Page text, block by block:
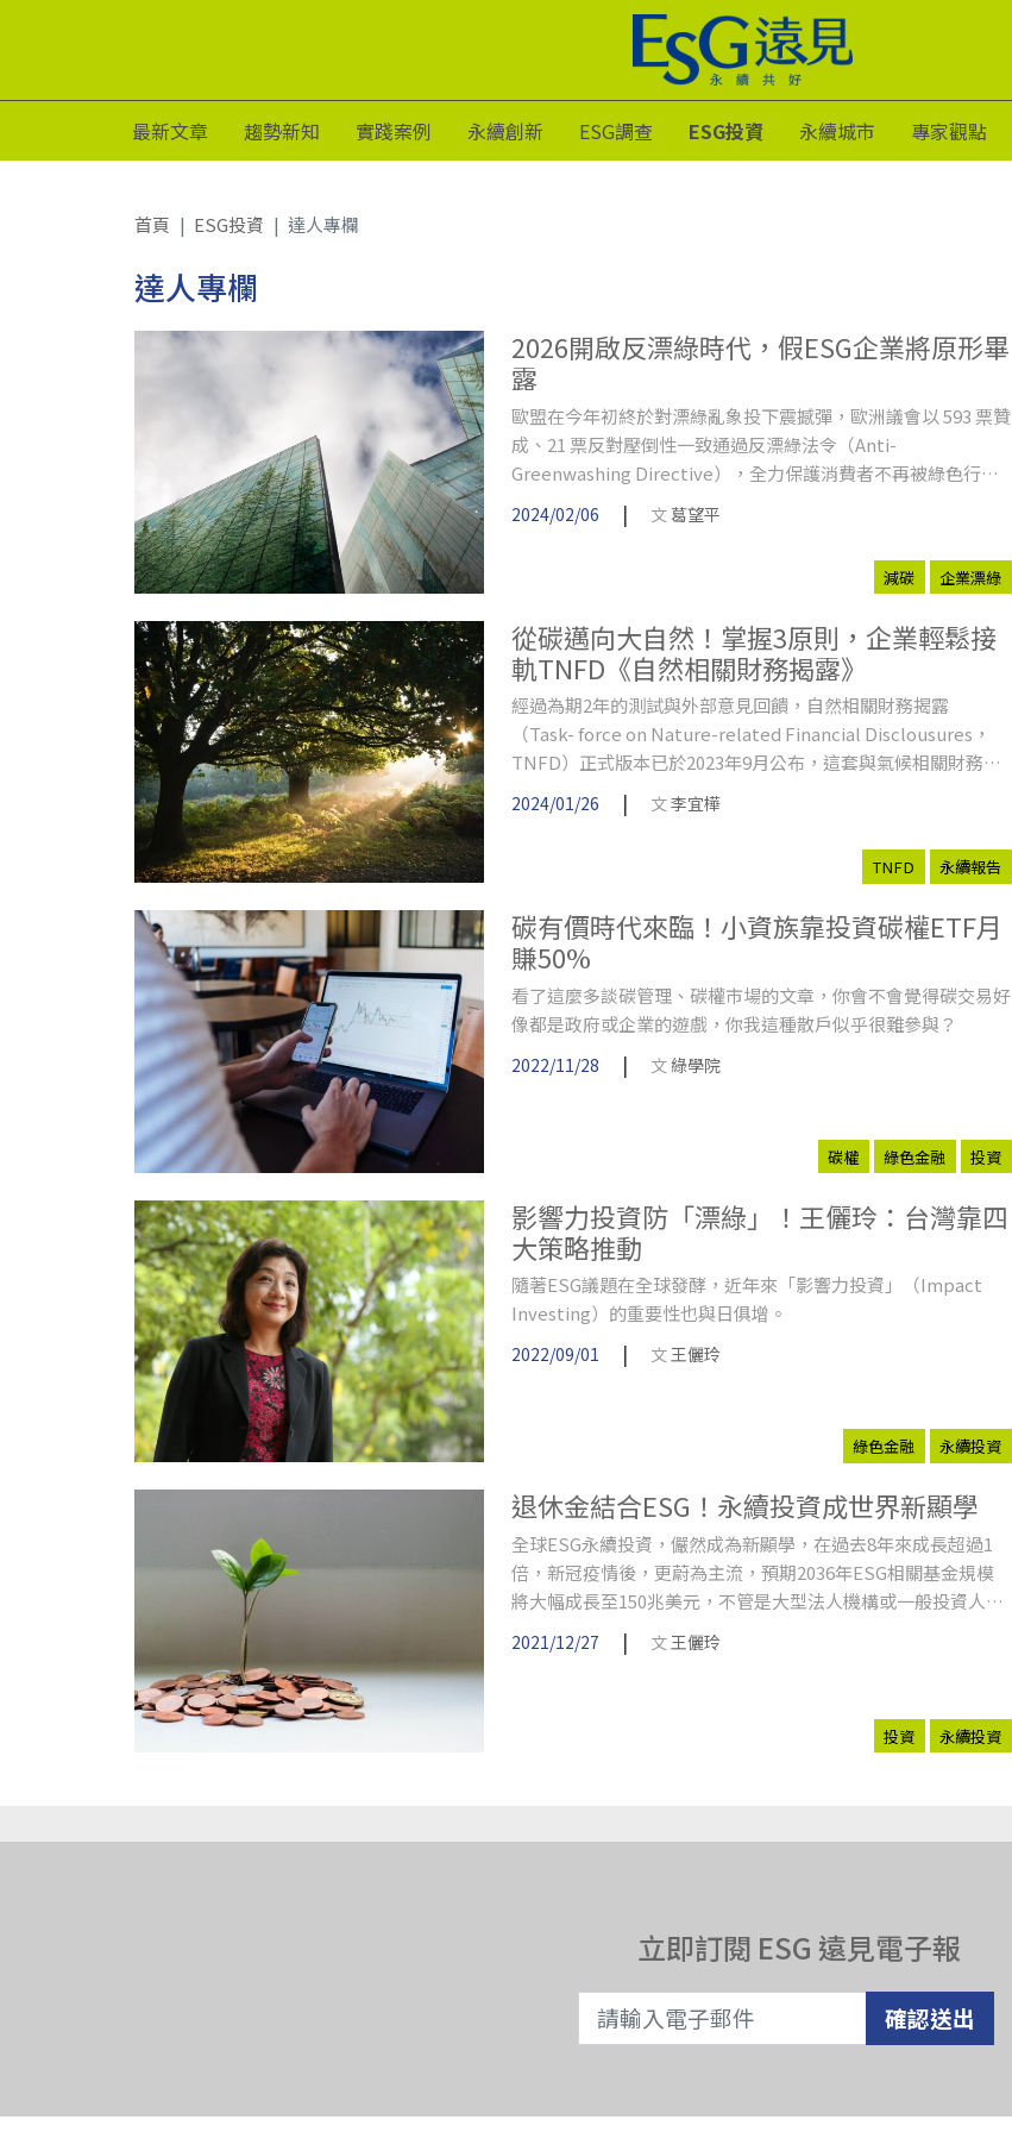
最新文章 趨勢新知 實踐案例 永續創新 ESG調查 ESG投資 永續城市 專家觀點
首頁 ESG投資 達人專欄
達人專欄
2026開啟反漂綠時代，假ESG企業將原形畢
露
歐盟在今年初終於對漂綠亂象投下震撼彈，歐洲議會以 593 票贊
成、21 票反對壓倒性一致通過反漂綠法令（Anti-
Greenwashing Directive），全力保護消費者不再被綠色行銷
術語或不具第三方公平驗證的產品訊息所誤導，並協助人們做出
正確的購買選擇，同時歐盟成員國必須在2026年以前將此指令
2024/02/06 | 文葛望平
減碳 企業漂綠
從碳邁向大自然！掌握3原則，企業輕鬆接
軌TNFD《自然相關財務揭露》
經過為期2年的測試與外部意見回饋，自然相關財務揭露
（Task- force on Nature-related Financial Disclousures，
TNFD）正式版本已於2023年9月公布，這套與氣候相關財務揭
露（Taskforce on Climate-related Financial Disclosures，
TCFD）有著相似揭露架構的指引，正為資本市場帶來一場新的
2024/01/26 | 文李宜樺
TNFD 永續報告
碳有價時代來臨！小資族靠投資碳權ETF月
賺50%
看了這麼多談碳管理、碳權市場的文章，你會不會覺得碳交易好
像都是政府或企業的遊戲，你我這種散戶似乎很難參與？
2022/11/28 | 文綠學院
碳權 綠色金融 投資
影響力投資防「漂綠」！王儷玲：台灣靠四
大策略推動
隨著ESG議題在全球發酵，近年來「影響力投資」（Impact
Investing）的重要性也與日俱增。
2022/09/01 | 文王儷玲
綠色金融 永續投資
退休金結合ESG！永續投資成世界新顯學
全球ESG永續投資，儼然成為新顯學，在過去8年來成長超過1
倍，新冠疫情後，更蔚為主流，預期2036年ESG相關基金規模
將大幅成長至150兆美元，不管是大型法人機構或一般投資人，
都對ESG日益重視，大為推升市場熱度。
2021/12/27 | 文 王儷玲
投資 永續投資
立即訂閱 ESG 遠見電子報
確認送出